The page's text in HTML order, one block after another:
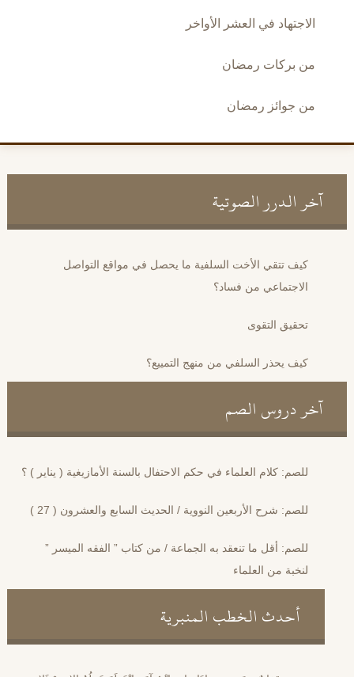
الاجتهاد في العشر الأواخر
من بركات رمضان
من جوائز رمضان
آخر الدرر الصوتية
كيف تتقي الأخت السلفية ما يحصل في مواقع التواصل
الاجتماعي من فساد؟
تحقيق التقوى
كيف يحذر السلفي من منهج التمييع؟
آخر دروس الصم
للصم: كلام العلماء في حكم الاحتفال بالسنة الأمازيغية ( يناير ) ؟
للصم: شرح الأربعين النووية / الحديث السابع والعشرون ( 27 )
للصم: أقل ما تنعقد به الجماعة / من كتاب ” الفقه الميسر ”
لنخبة من العلماء
أحدث الخطب المنبرية